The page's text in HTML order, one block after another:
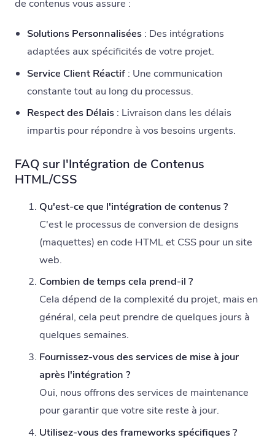
de contenus vous assure :
Solutions Personnalisées: Des intégrations
adaptées aux spécificités de votre projet.
Service Client Réactif: Une communication
constante tout au long du processus.
Respect des Délais: Livraison dans les délais
impartis pour répondre à vos besoins urgents.
FAQ sur l'Intégration de Contenus
HTML/CSS
Qu'est-ce que l'intégration de contenus ?
C'est le processus de conversion de designs
(maquettes) en code HTML et CSS pour un site
web.
Combien de temps cela prend-il ?
Cela dépend de la complexité du projet, mais en
général, cela peut prendre de quelques jours à
quelques semaines.
Fournissez-vous des services de mise à jour
après l'intégration ?
Oui, nous offrons des services de maintenance
pour garantir que votre site reste à jour.
Utilisez-vous des frameworks spécifiques ?